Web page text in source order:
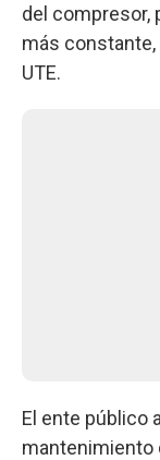
del compresor,
más
UTE.
El ente público
mantenimiento